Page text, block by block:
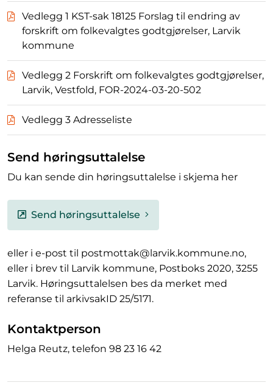
Vedlegg 1 KST-sak 18125 Forslag til endring av
forskrift om folkevalgtes godtgjørelser, Larvik
kommune
Vedlegg 2 Forskrift om folkevalgtes godtgjørelser,
Larvik, Vestfold, FOR-2024-03-20-502
Vedlegg 3 Adresseliste
Send høringsuttalelse
Du kan sende din høringsuttalelse i skjema her
Send høringsuttalelse
eller i e-post til postmottak@larvik.kommune.no,
eller i brev til Larvik kommune, Postboks 2020, 3255
Larvik. Høringsuttalelsen bes da merket med
referanse til arkivsakID 25/5171.
Kontaktperson
Helga Reutz, telefon 98 23 16 42